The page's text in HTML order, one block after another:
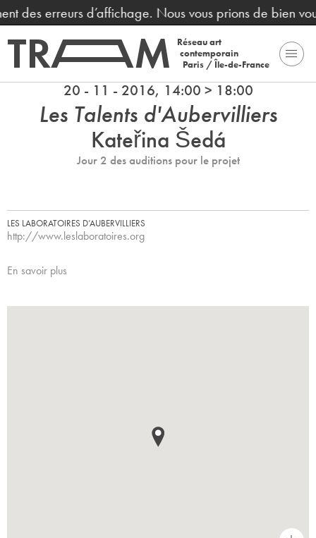
des erreurs d’affichage. Nous vous prions de bien
Réseau art
contemporain
Paris / Île-de-France
20 - 11 - 2016, 14:00 > 18:00
Les Talents d'Aubervilliers
Kateřina Šedá
Jour 2 des auditions pour le projet
LES LABORATOIRES D’AUBERVILLIERS
http://www.leslaboratoires.org
En savoir plus